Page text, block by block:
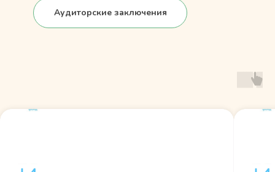
Аудиторские заключения